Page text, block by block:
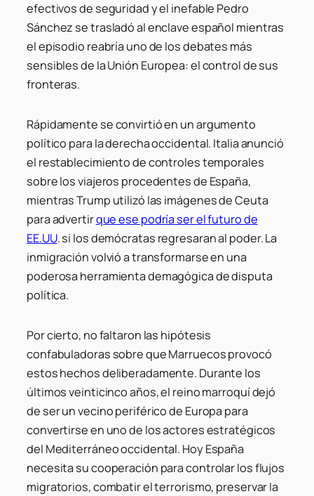
efectivos de seguridad y el inefable Pedro
Sánchez se trasladó al enclave español mientras
el episodio reabría uno de los debates más
sensibles de la Unión Europea: el control de sus
fronteras.
Rápidamente se convirtió en un argumento
político para la derecha occidental. Italia anunció
el restablecimiento de controles temporales
sobre los viajeros procedentes de España,
mientras Trump utilizó las imágenes de Ceuta
para advertirque ese podría ser el futuro de
EE.UU. si los demócratas regresaran al poder. La
inmigración volvió a transformarse en una
poderosa herramienta demagógica de disputa
política.
Por cierto, no faltaron las hipótesis
confabuladoras sobre que Marruecos provocó
estos hechos deliberadamente. Durante los
últimos veinticinco años, el reino marroquí dejó
de ser un vecino periférico de Europa para
convertirse en uno de los actores estratégicos
del Mediterráneo occidental. Hoy España
necesita su cooperación para controlar los flujos
migratorios, combatir el terrorismo, preservar la